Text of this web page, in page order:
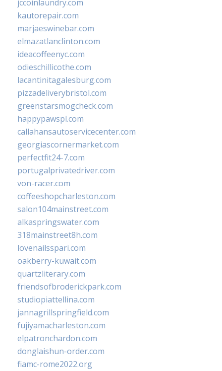
jccoinlaundry.com
kautorepair.com
marjaeswinebar.com
elmazatlanclinton.com
ideacoffeenyc.com
odieschillicothe.com
lacantinitagalesburg.com
pizzadeliverybristol.com
greenstarsmogcheck.com
happypawspl.com
callahansautoservicecenter.com
georgiascornermarket.com
perfectfit24-7.com
portugalprivatedriver.com
von-racer.com
coffeeshopcharleston.com
salon104mainstreet.com
alkaspringswater.com
318mainstreet8h.com
lovenailsspari.com
oakberry-kuwait.com
quartzliterary.com
friendsofbroderickpark.com
studiopiattellina.com
jannagrillspringfield.com
fujiyamacharleston.com
elpatronchardon.com
donglaishun-order.com
fiamc-rome2022.org